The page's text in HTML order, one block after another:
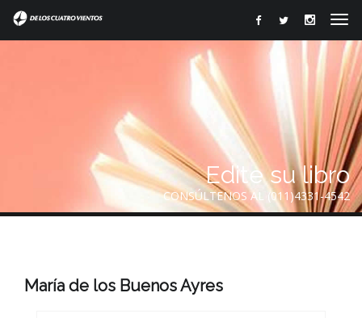
Edite su libro
CONSÚLTENOS AL (011)4331-4542
María de los Buenos Ayres